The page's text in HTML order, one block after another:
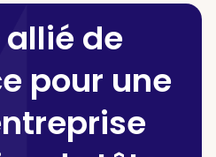
de
pour une